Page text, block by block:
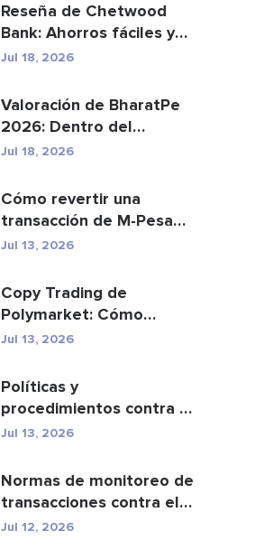
Reseña de Chetwood
Bank: Ahorros fáciles y
banca segura
Jul 18, 2026
Valoración de BharatPe
2026: Dentro del
unicornio fintech de
Jul 18, 2026
Cómo revertir una
transacción de M-Pesa
enviada por error
Jul 13, 2026
Copy Trading de
Polymarket: Cómo
replicar las principales
Jul 13, 2026
Políticas y
procedimientos contra el
blanqueo de capitales:
Jul 13, 2026
Normas de monitoreo de
transacciones contra el
lavado de dinero: c...
Jul 12, 2026